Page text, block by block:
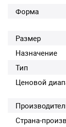
Форма
Размер
Назначение
Тип
Ценовой
Страна-